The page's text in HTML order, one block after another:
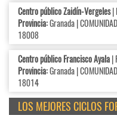
Centro público Zaidín-Vergeles|
Provincia:Granada |
18008
Centro público Francisco Ayala|
Provincia:Granada |
18014
LOS MEJORES CICLOS